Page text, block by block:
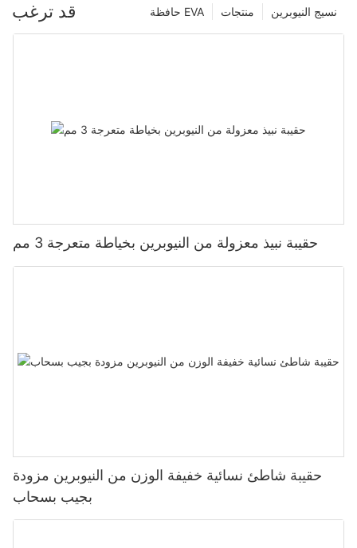
قد ترغب نسيج النيوبرين منتجات حافظة EVA
حقيبة نبيذ معزولة من النيوبرين بخياطة متعرجة 3 مم
حقيبة شاطئ نسائية خفيفة الوزن من النيوبرين مزودة
بجيب بسحاب